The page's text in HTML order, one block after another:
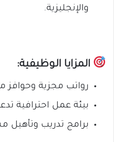
والإنجليزية.
المزايا الوظيفية:
رواتب مجزية وحوافز
بيئة عمل احترافية
برامج تدريب وتأهيل